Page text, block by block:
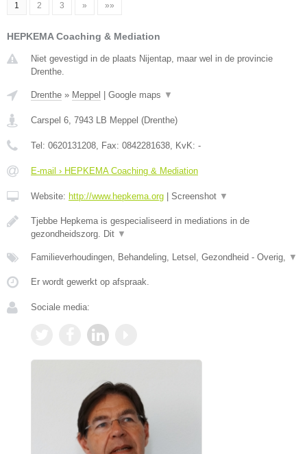
1 2 3 » »»
HEPKEMA Coaching & Mediation
Niet gevestigd in de plaats Nijentap, maar wel in de provincie
Drenthe.
Drenthe » Meppel Google maps ▼
Carspel 6, 7943 LB Meppel (Drenthe)
Tel: 0620131208, Fax: 0842281638, KvK: -
E-mail › HEPKEMA Coaching & Mediation
Website: http://www.hepkema.org Screenshot ▼
Tjebbe Hepkema is gespecialiseerd in mediations in de
gezondheidszorg. Dit ▼
Familieverhoudingen, Behandeling, Letsel, Gezondheid - Overig, ▼
Er wordt gewerkt op afspraak.
Sociale media: